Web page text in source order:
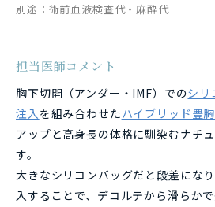
別途：術前血液検査代・麻酔代
担当医師コメント
胸下切開（アンダー・IMF）でのシリ
注入を組み合わせたハイブリッド豊胸
アップと高身長の体格に馴染むナチ
す。
大きなシリコンバッグだと段差にな
入することで、デコルテから滑らか